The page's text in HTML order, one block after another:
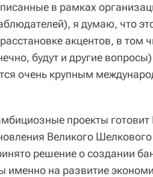
в рамках
я думаю, что
акцентов, в том
будут и другие
очень крупным
проекты
Великого
решение о создании
именно на развитие